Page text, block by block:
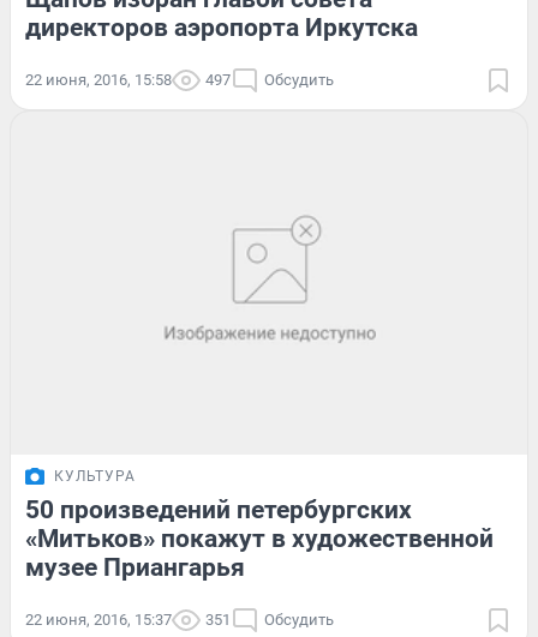
директоров аэропорта Иркутска
22 июня, 2016, 15:58 497 Обсудить
КУЛЬТУРА
50 произведений петербургских
«Митьков» покажут в художественной
музее Приангарья
22 июня, 2016, 15:37 351 Обсудить